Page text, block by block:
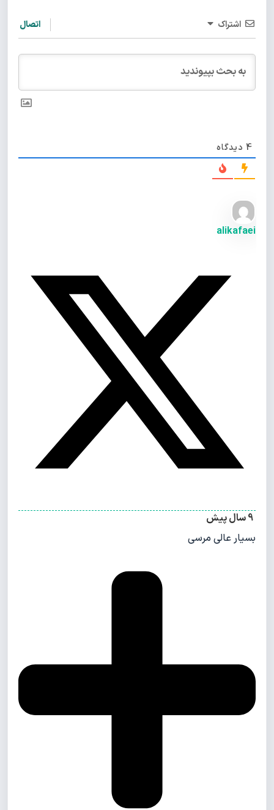
اشتراک اتصال
4 دیدگاه
alikafaei
بسیار عالی مرسی